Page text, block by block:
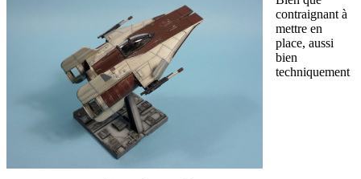
contraignant à
mettre en
place, aussi
bien
techniquement